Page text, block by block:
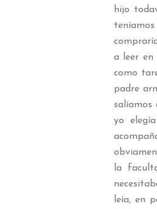
hijo
a leer en
como
padre
salíamos
yo
la
leía, en